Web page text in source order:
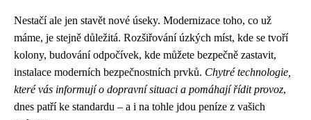
Nestačí ale jen stavět nové úseky. Modernizace toho, co už
máme, je stejně důležitá. Rozšiřování úzkých míst, kde se tvoří
kolony, budování odpočívek, kde můžete bezpečně zastavit,
instalace moderních bezpečnostních prvků. Chytré technologie,
které vás informují o dopravní situaci a pomáhají řídit provoz,
dnes patří ke standardu – a i na tohle jdou peníze z vašich